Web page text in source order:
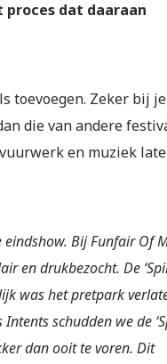
dat daaraan
toevoegen. Zeker bij je
die van andere
en muziek
Bij Funfair Of
en drukbezocht. De
was het pretpark
schudden we de
dan ooit te voren. Dit